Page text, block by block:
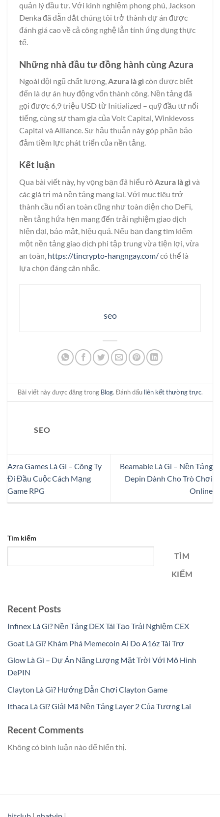
quản lý đầu tư. Với kinh nghiệm phong phú, Jackson
Denka đã dẫn dắt chúng tôi trở thành dự án được
đánh giá cao về cả công nghệ lẫn tính ứng dụng thực
tế.
Những nhà đầu tư đồng hành cùng Azura
Ngoài đội ngũ chất lượng,Azura là gì còn được biết
đến là dự án huy động vốn thành công. Nền tảng đã
gọi được 6,9 triệu USD từ Initialized – quỹ đầu tư nổi
tiếng, cùng sự tham gia của Volt Capital, Winklevoss
Capital và Alliance. Sự hậu thuẫn này góp phần bảo
đảm tiềm lực phát triển của nền tảng.
Kết luận
Qua bài viết này, hy vọng bạn đã hiểu rõAzura là gì và
các giá trị mà nền tảng mang lại. Với mục tiêu trở
thành cầu nối an toàn cũng như toàn diện cho DeFi,
nền tảng hứa hẹn mang đến trải nghiệm giao dịch
hiện đại, bảo mật, hiệu quả. Nếu bạn đang tìm kiếm
một nền tảng giao dịch phi tập trung vừa tiện lợi, vừa
an toàn, https://tincrypto-hangngay.com/có thể là
lựa chọn đáng cân nhắc.
seo
Bài viết này được đăng trong Blog. Đánh dấu liên kết thường trực.
SEO
Azra Games Là Gì – Công Ty
Đi Đầu Cuộc Cách Mạng
Game RPG
Beamable Là Gì – Nền Tảng
Depin Dành Cho Trò Chơi
Online
Tìm kiếm
TÌM
KIẾM
Recent Posts
Infinex Là Gì? Nền Tảng DEX Tái Tạo Trải Nghiệm CEX
Goat Là Gì? Khám Phá Memecoin Ai Do A16z Tài Trợ
Glow Là Gì – Dự Án Năng Lượng Mặt Trời Với Mô Hình
DePIN
Clayton Là Gì? Hướng Dẫn Chơi Clayton Game
Ithaca Là Gì? Giải Mã Nền Tảng Layer 2 Của Tương Lai
Recent Comments
Không có bình luận nào để hiển thị.